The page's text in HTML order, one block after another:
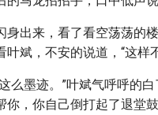
身出来，看了看空荡荡的
叶斌，不安的说道，“这样
么墨迹。”叶斌气呼呼的
你，你自己倒打起了退堂